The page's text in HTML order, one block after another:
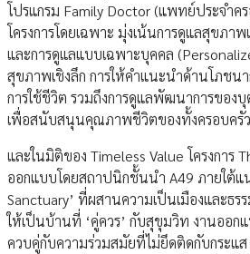
โปรแกรม Family Doctor (แพทย์ประจำค
โครงการโดยเฉพาะ มุ่งเน้นการดูแลสุขภา
และการดูแลแบบเฉพาะบุคคล
สุขภาพเชิงลึก การให้คำแนะนำด้านโภชน
การใช้ชีวิต รวมถึงการดูแลพัฒนาการของ
เพื่อสนับสนุนคุณภาพชีวิตของทั้งครอบครัว
และในมิติของ Timeless Value โครงการ
ออกแบบโดยสถาปนิกชั้นนำ A49 ภายใต้แ
Sanctuary’ ที่ผสานความเป็นเมืองและธร
ให้เป็นบ้านที่ ‘คู่ควร’ กับสุขุมวิท งานออก
ควบคู่กับความร่วมสมัยที่ไม่ยึดติดกับกระแ